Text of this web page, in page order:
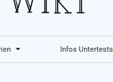
Infos Untertests